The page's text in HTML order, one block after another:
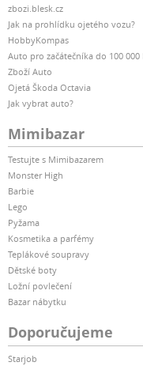
zbozi.blesk.cz
Jak na prohlídku ojetého vozu?
HobbyKompas
Auto pro začátečníka do 100 000
Zboží Auto
Ojetá Škoda Octavia
Jak vybrat auto?
Mimibazar
Testujte s Mimibazarem
Monster High
Barbie
Lego
Pyžama
Kosmetika a parfémy
Teplákové soupravy
Dětské boty
Ložní povlečení
Bazar nábytku
Doporučujeme
Starjob